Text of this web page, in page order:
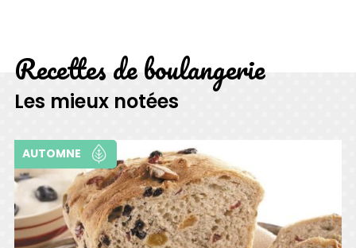
Recettes deboulangerie
Les mieux notées
AUTOMNE